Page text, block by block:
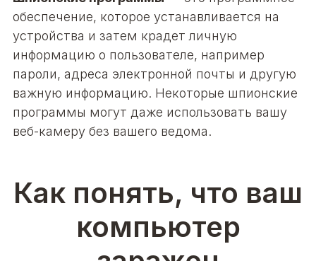
обеспечение, которое устанавливается на
устройства и затем крадет личную
информацию о пользователе, например
пароли, адреса электронной почты и другую
важную информацию. Некоторые шпионские
программы могут даже использовать вашу
веб-камеру без вашего ведома.
Как понять, что ваш
компьютер